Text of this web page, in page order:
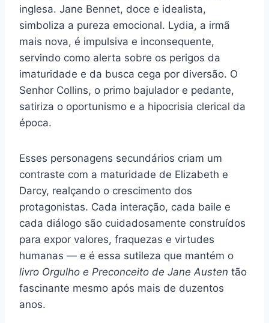
inglesa. Jane Bennet, doce e idealista,
simboliza a pureza emocional. Lydia, a irmã
mais nova, é impulsiva e inconsequente,
servindo como alerta sobre os perigos da
imaturidade e da busca cega por diversão. O
Senhor Collins, o primo bajulador e pedante,
satiriza o oportunismo e a hipocrisia clerical da
época.
Esses personagens secundários criam um
contraste com a maturidade de Elizabeth e
Darcy, realçando o crescimento dos
protagonistas. Cada interação, cada baile e
cada diálogo são cuidadosamente construídos
para expor valores, fraquezas e virtudes
humanas — e é essa sutileza que mantém o
livro Orgulho e Preconceito de Jane Austen tão
fascinante mesmo após mais de duzentos
anos.